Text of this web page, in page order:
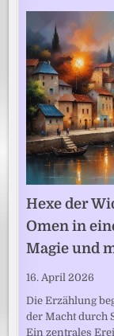
Hexe der
Omen in
Magie und
16. April 2026
Die Erzählung
der Macht durch
Ein zentrales